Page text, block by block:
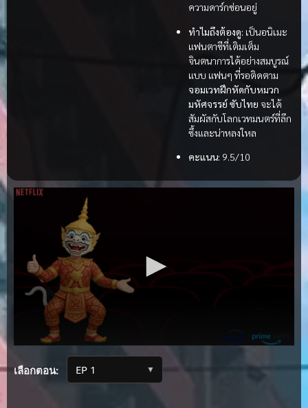
ความดาร์กซ่อนอยู่
ทำไมถึงต้องดู: เป็นอนิเมะ
แฟนตาซีที่เติมเต็ม
จินตนาการได้อย่างสมบูรณ์
แบบ แฟนๆ ที่รอติดตาม
จอมเวทฝึกหัดกับหมวก
มหัศจรรย์ ซับไทย จะได้
สัมผัสกับโลกเวทมนตร์ที่ลึก
ซึ้งและน่าหลงใหล
คะแนน: 9.5/10
เลือกตอน: ▼